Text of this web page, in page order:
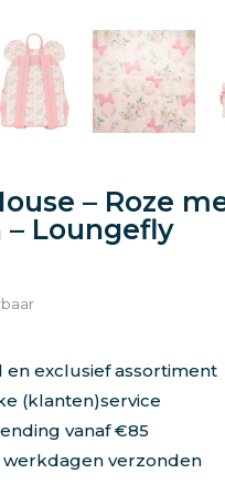
– Roze
– Loungefly
en exclusief assortiment
(klanten)service
vanaf €85
werkdagen verzonden